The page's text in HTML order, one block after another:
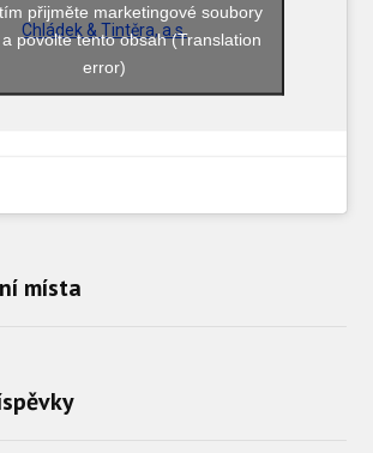
Chládek & Tintěra, a.s.
přijměte marketingové soubory
povolte tento obsah (Translation
error)
místa